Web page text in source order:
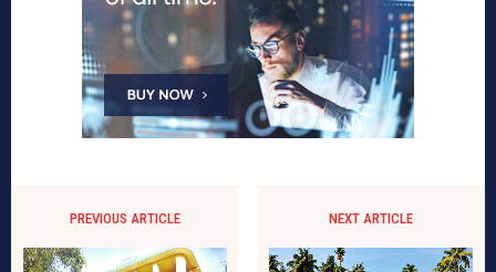
PREVIOUS ARTICLE NEXT ARTICLE